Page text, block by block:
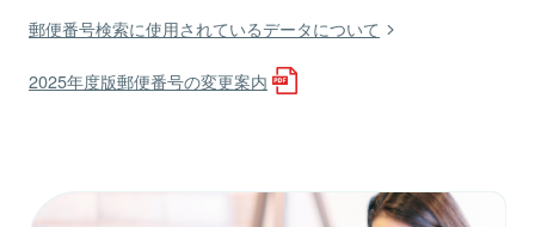
郵便番号検索に使用されているデータについて
2025年度版郵便番号の変更案内